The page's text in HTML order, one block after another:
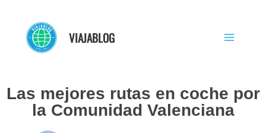
contenido
VIAJABLOG
Las mejores rutas en coche por
la Comunidad Valenciana